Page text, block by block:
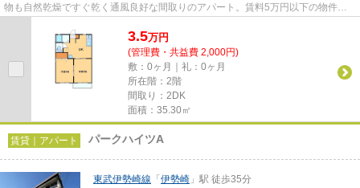
物も自然乾燥ですぐ乾く通風良好な間取りのアパート。賃料5万円以下の物件を
3.5万円
(管理費・共益費 2,000円)
敷：0ヶ月｜礼：0ヶ月
所在階：2階
間取り：2DK
面積：35.30㎡
賃貸｜アパート パークハイツA
東武伊勢崎線 「 伊勢崎 」駅 徒歩35分